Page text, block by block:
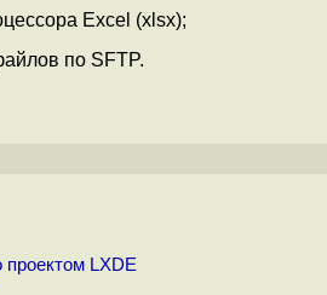
Excel (xlsx);
по SFTP.
LXDE